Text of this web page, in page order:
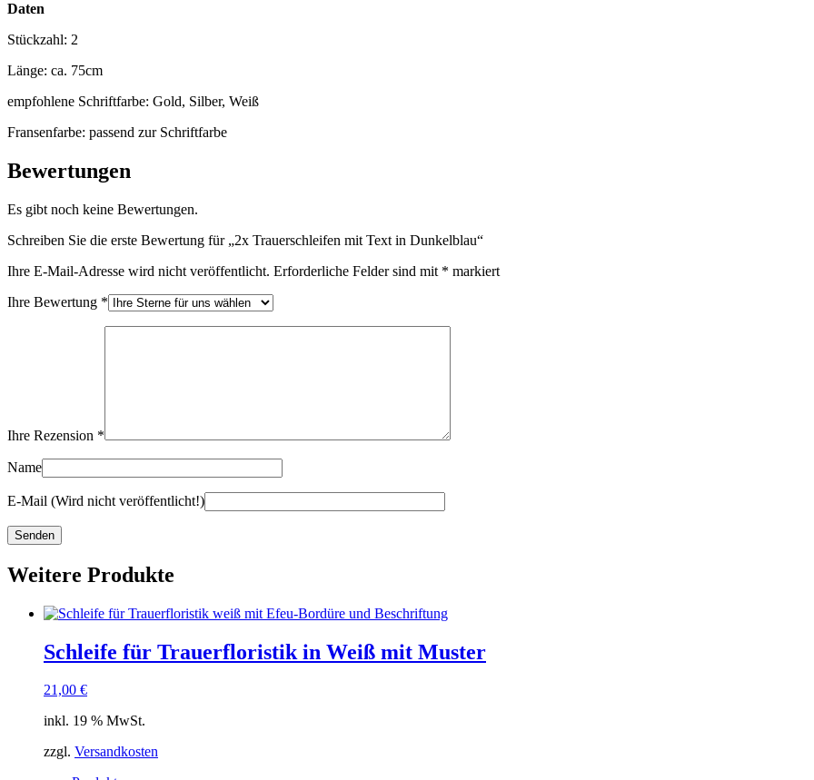
Daten
Stückzahl: 2
Länge: ca. 75cm
empfohlene Schriftfarbe: Gold, Silber, Weiß
Fransenfarbe: passend zur Schriftfarbe
Bewertungen
Es gibt noch keine Bewertungen.
Schreiben Sie die erste Bewertung für „2x Trauerschleifen mit Text in Dunkelblau“
Ihre E-Mail-Adresse wird nicht veröffentlicht. Erforderliche Felder sind mit * markiert
Ihre Bewertung *
Ihre Rezension *
Name
E-Mail (Wird nicht veröffentlicht!)
Weitere Produkte
Schleife für Trauerfloristik in Weiß mit Muster
21,00 €
inkl. 19 % MwSt.
zzgl. Versandkosten